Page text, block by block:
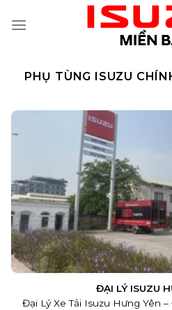
PHỤ TÙNG ISUZU
ĐẠI LÝ ISUZU
Đại Lý Xe Tải Isuzu Hưng Yên